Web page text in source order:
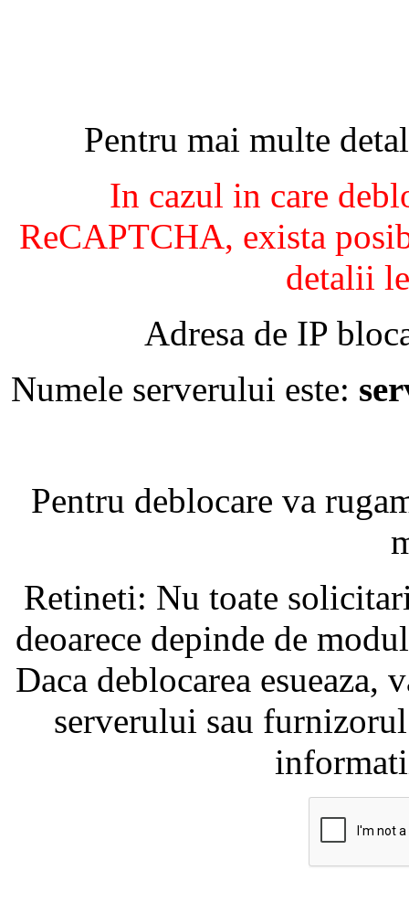
Pentru mai multe
In cazul in care
ReCAPTCHA, exista
detalii
Adresa de IP
Numele serverului este:
Pentru deblocare va
Retineti: Nu toate
deoarece depinde de
Daca deblocarea
serverului sau